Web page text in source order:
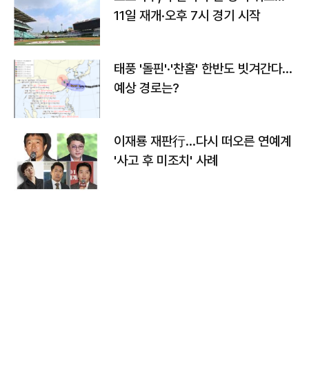
11일 재개·오후 7시 경기 시작
태풍 '돌핀'·'찬홈' 한반도 빗겨간다…
예상 경로는?
이재룡 재판行…다시 떠오른 연예계
'사고 후 미조치' 사례